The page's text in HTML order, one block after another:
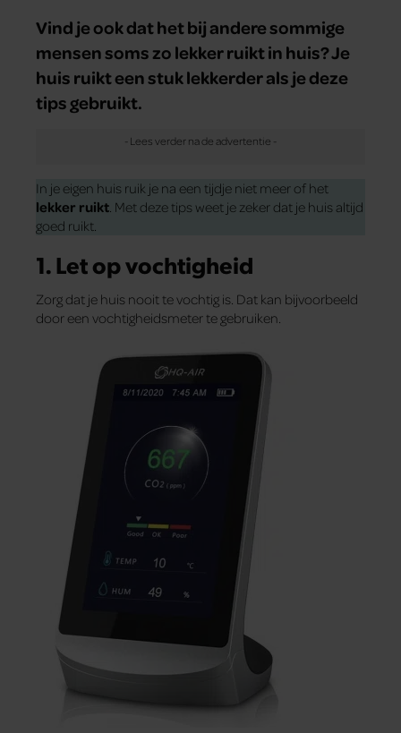
Vind je ook dat het bij andere sommige
mensen soms zo lekker ruikt in huis? Je
huis ruikt een stuk lekkerder als je deze
tips gebruikt.
In je eigen huis ruik je na een tijdje niet meer of het
lekker ruikt . Met deze tips weet je zeker dat je huis altijd
goed ruikt.
1. Let op vochtigheid
Zorg dat je huis nooit te vochtig is. Dat kan bijvoorbeeld
door een vochtigheidsmeter te gebruiken.